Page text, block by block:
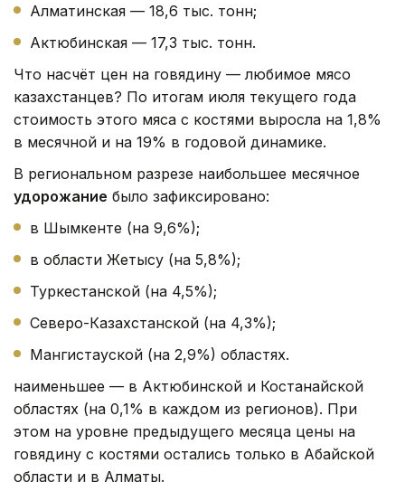
Алматинская — 18,6 тыс. тонн;
Актюбинская — 17,3 тыс. тонн.
Что насчёт цен на говядину — любимое мясо
казахстанцев? По итогам июля текущего года
стоимость этого мяса с костями выросла на 1,8%
в месячной и на 19% в годовой динамике.
В региональном разрезе наибольшее месячное
удорожание было зафиксировано:
в Шымкенте (на 9,6%);
в области Жетысу (на 5,8%);
Туркестанской (на 4,5%);
Северо-Казахстанской (на 4,3%);
Мангистауской (на 2,9%) областях.
наименьшее — в Актюбинской и Костанайской
областях (на 0,1% в каждом из регионов). При
этом на уровне предыдущего месяца цены на
говядину с костями остались только в Абайской
области и в Алматы.